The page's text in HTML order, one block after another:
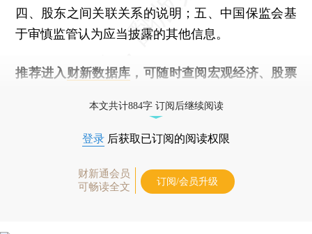
四、股东之间关联关系的说明；五、中国保监会基
于审慎监管认为应当披露的其他信息。
推荐进入 财新数据库 ，可随时查阅宏观经济、股票
本文共计884字 订阅后继续阅读
登录 后获取已订阅的阅读权限
财新通会员
可畅读全文
订阅/会员升级